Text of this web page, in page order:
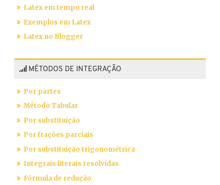
Latex em tempo real
Exemplos em Latex
Latex no Blogger
MÉTODOS DE INTEGRAÇÃO
Por partes
Método Tabular
Por substituição
Por frações parciais
Por substituição trigonométrica
Integrais literais resolvidas
Fórmula de redução